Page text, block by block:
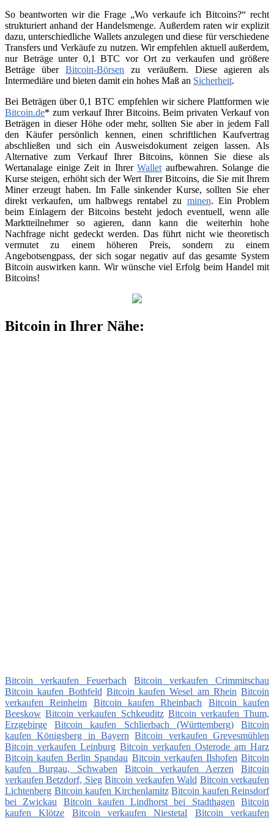
So beantworten wir die Frage „Wo verkaufe ich Bitcoins?“ recht
strukturiert anhand der Handelsmenge. Außerdem raten wir explizit
dazu, unterschiedliche Wallets anzulegen und diese für verschiedene
Transfers und Verkäufe zu nutzen. Wir empfehlen aktuell außerdem,
nur Beträge unter 0,1 BTC vor Ort zu verkaufen und größere
Beträge überBitcoin-Börsen zu veräußern. Diese agieren als
Intermediäre und bieten damit ein hohes Maß an Sicherheit.
Bei Beträgen über 0,1 BTC empfehlen wir sichere Plattformen wie
Bitcoin.de* zum verkauf Ihrer Bitcoins. Beim privaten Verkauf von
Beträgen in dieser Höhe oder mehr, sollten Sie aber in jedem Fall
den Käufer persönlich kennen, einen schriftlichen Kaufvertrag
abschließen und sich ein Ausweisdokument zeigen lassen. Als
Alternative zum Verkauf Ihrer Bitcoins, können Sie diese als
Wertanalage einige Zeit in IhrerWallet aufbewahren. Solange die
Kurse steigen, erhöht sich der Wert Ihrer Bitcoins, die Sie mit Ihrem
Miner erzeugt haben. Im Falle sinkender Kurse, sollten Sie eher
direkt verkaufen, um halbwegs rentabel zu minen. Ein Problem
beim Einlagern der Bitcoins besteht jedoch eventuell, wenn alle
Marktteilnehmer so agieren, dann kann die weiterhin hohe
Nachfrage nicht gedeckt werden. Das führt nicht wie theoretisch
vermutet zu einem höheren Preis, sondern zu einem
Angebotsengpass, der sich sogar negativ auf das gesamte System
Bitcoin auswirken kann. Wir wünsche viel Erfolg beim Handel mit
Bitcoins!
Bitcoin in Ihrer Nähe:
Bitcoin verkaufen Feuerbach
Bitcoin verkaufen Crimmitschau
Bitcoin kaufen Bothfeld Bitcoin kaufen Wesel am Rhein Bitcoin
verkaufen Reinheim
Bitcoin kaufen Rheinbach
Bitcoin kaufen
Beeskow Bitcoin verkaufen Schkeuditz Bitcoin verkaufen Thum,
Erzgebirge
Bitcoin kaufen Schlierbach (Württemberg)
Bitcoin
kaufen Königsberg in Bayern
Bitcoin verkaufen Grevesmühlen
Bitcoin verkaufen Leinburg Bitcoin verkaufen Osterode am Harz
Bitcoin kaufen Berlin Spandau Bitcoin verkaufen Ilshofen Bitcoin
kaufen Burgau, Schwaben
Bitcoin verkaufen Aerzen
Bitcoin
verkaufen Betzdorf, Sieg Bitcoin verkaufen Wald Bitcoin verkaufen
Lichtenberg Bitcoin kaufen Kirchenlamitz Bitcoin kaufen Reinsdorf
bei Zwickau
Bitcoin kaufen Lindhorst bei Stadthagen
Bitcoin
kaufen Klötze
Bitcoin verkaufen Niestetal Bitcoin verkaufen